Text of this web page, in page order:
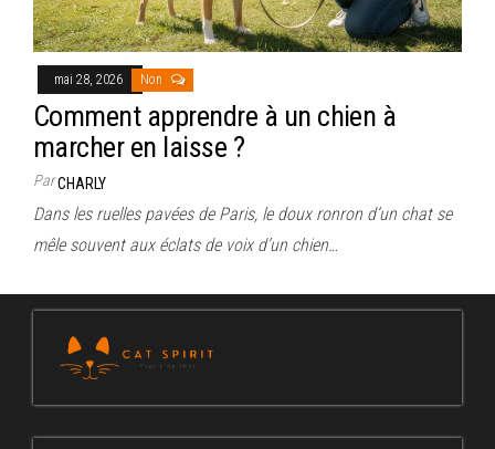
mai 28, 2026 Non
Comment apprendre à un chien à
marcher en laisse ?
ParCHARLY
Dans les ruelles pavées de Paris, le doux ronron d’un chat se
mêle souvent aux éclats de voix d’un chien…